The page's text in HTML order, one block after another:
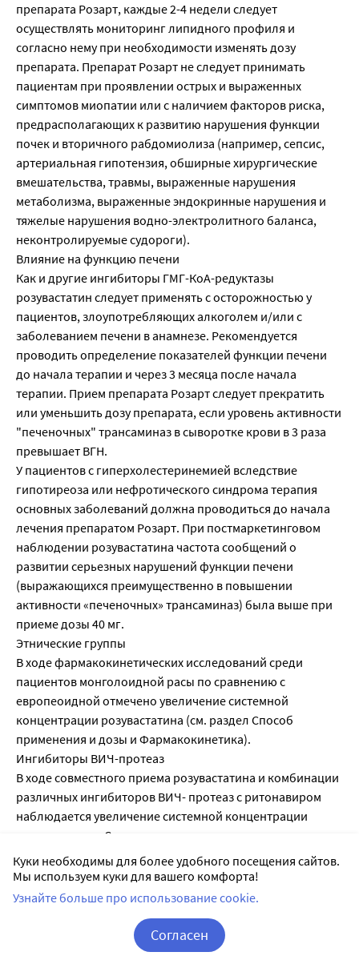
препарата Розарт, каждые 2-4 недели следует
осуществлять мониторинг липидного профиля и
согласно нему при необходимости изменять дозу
препарата. Препарат Розарт не следует принимать
пациентам при проявлении острых и выраженных
симптомов миопатии или с наличием факторов риска,
предрасполагающих к развитию нарушения функции
почек и вторичного рабдомиолиза (например, сепсис,
артериальная гипотензия, обширные хирургические
вмешательства, травмы, выраженные нарушения
метаболизма, выраженные эндокринные нарушения и
тяжелые нарушения водно-электролитного баланса,
неконтролируемые судороги).
Влияние на функцию печени
Как и другие ингибиторы ГМГ-КоА-редуктазы
розувастатин следует применять с осторожностью у
пациентов, злоупотребляющих алкоголем и/или с
заболеванием печени в анамнезе. Рекомендуется
проводить определение показателей функции печени
до начала терапии и через 3 месяца после начала
терапии. Прием препарата Розарт следует прекратить
или уменьшить дозу препарата, если уровень активности
"печеночных" трансаминаз в сыворотке крови в 3 раза
превышает ВГН.
У пациентов с гиперхолестеринемией вследствие
гипотиреоза или нефротического синдрома терапия
основных заболеваний должна проводиться до начала
лечения препаратом Розарт. При постмаркетинговом
наблюдении розувастатина частота сообщений о
развитии серьезных нарушений функции печени
(выражающихся преимущественно в повышении
активности «печеночных» трансаминаз) была выше при
приеме дозы 40 мг.
Этнические группы
В ходе фармакокинетических исследований среди
пациентов монголоидной расы по сравнению с
европеоидной отмечено увеличение системной
концентрации розувастатина (см. раздел Способ
применения и дозы и Фармакокинетика).
Ингибиторы ВИЧ-протеаз
В ходе совместного приема розувастатина и комбинации
различных ингибиторов ВИЧ- протеаз с ритонавиром
наблюдается увеличение системной концентрации
розувастатина. Следует тщательно оценивать снижение
концентрации липидов в крови, а также учитывать
возможное повышение розувастатина в плазме крови в
начале лечения и в период повышения дозы препарата
ВИЧ-протеаз. Одновременный прием ингибиторов ВИЧ-
протеаз не рекомендуется без коррекции дозы
Куки необходимы для более удобного посещения сайтов.
Мы используем куки для вашего комфорта!
Узнайте больше про использование cookie.
Согласен